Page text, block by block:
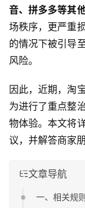
音、拼多多等其
场秩序，更严重
的情况下被引导
风险。
因此，近期，淘
为进行了重点整
物体验。本文将
议，并解答商家
文章导航
一、相关规